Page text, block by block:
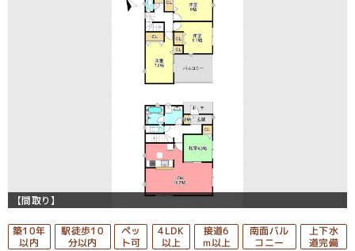
【間取り】
築10年
以内
駅徒歩10
分以内
ペッ
ト可
4LDK
以上
接道6
ｍ以上
南面バル
コニー
上下水
道完備